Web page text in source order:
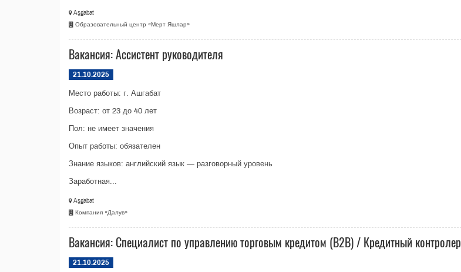
Aşgabat
Образовательный центр «Мерт Яшлар»
Вакансия: Ассистент руководителя
21.10.2025
Место работы: г. Ашгабат
Возраст: от 23 до 40 лет
Пол: не имеет значения
Опыт работы: обязателен
Знание языков: английский язык — разговорный уровень
Заработная...
Aşgabat
Компания «Далув»
Вакансия: Специалист по управлению торговым кредитом (B2B) / Кредитный контролер
21.10.2025